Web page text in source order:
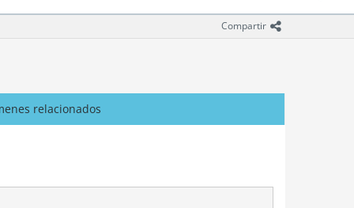
Compartir icono
relacionados